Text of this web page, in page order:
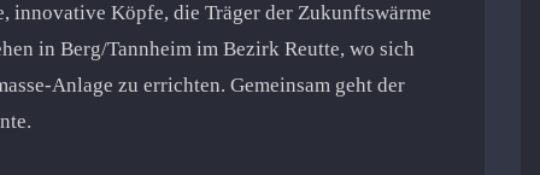
innovative Köpfe, die Träger der Zukunftswärme
in Berg/Tannheim im Bezirk Reutte, wo sich
Anlage zu errichten. Gemeinsam geht der